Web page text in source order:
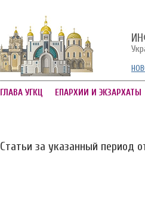
ГЛАВА УГКЦ ЕПАРХИИ И ЭКЗАРХАТЫ
Статьи за указанный период